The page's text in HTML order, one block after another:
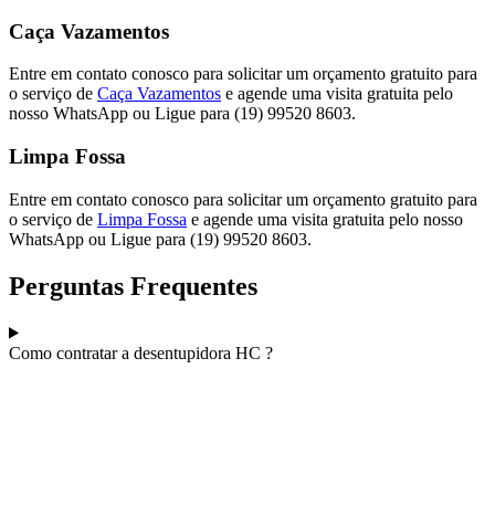
Caça Vazamentos
Entre em contato conosco para solicitar um orçamento gratuito para
o serviço de Caça Vazamentos e agende uma visita gratuita pelo
nosso WhatsApp ou Ligue para (19) 99520 8603.
Limpa Fossa
Entre em contato conosco para solicitar um orçamento gratuito para
o serviço de Limpa Fossa e agende uma visita gratuita pelo nosso
WhatsApp ou Ligue para (19) 99520 8603.
Perguntas Frequentes
Como contratar a desentupidora HC ?